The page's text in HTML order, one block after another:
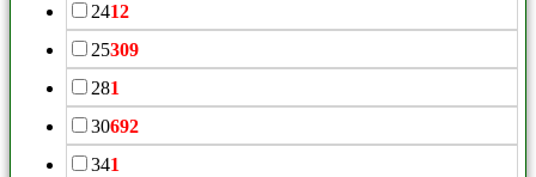
2412
25309
281
30692
341